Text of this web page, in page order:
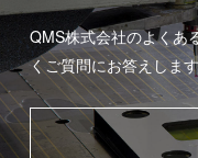
QMS株式会社のよくあ
くご質問にお答えします